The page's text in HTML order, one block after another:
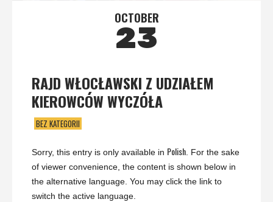
OCTOBER
23
RAJD WŁOCŁAWSKI Z UDZIAŁEM
KIEROWCÓW WYCZÓŁA
BEZ KATEGORII
Sorry, this entry is only available in Polish. For the sake
of viewer convenience, the content is shown below in
the alternative language. You may click the link to
switch the active language.